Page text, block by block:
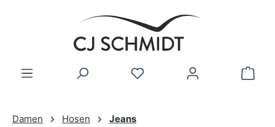
Zum Hauptinhalt springen
Damen Hosen Jeans